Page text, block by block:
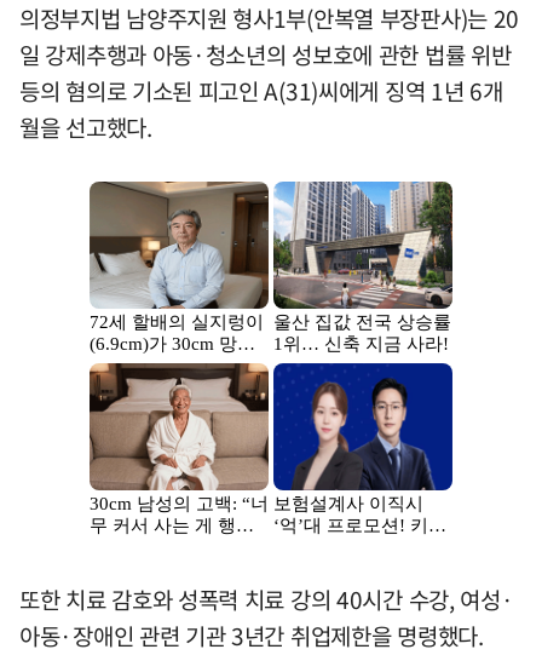
의정부지법 남양주지원 형사1부(안복열 부장판사)는 20
일 강제추행과 아동·청소년의 성보호에 관한 법률 위반
등의 혐의로 기소된 피고인 A(31)씨에게 징역 1년 6개
월을 선고했다.
또한 치료 감호와 성폭력 치료 강의 40시간 수강, 여성·
아동·장애인 관련 기관 3년간 취업제한을 명령했다.